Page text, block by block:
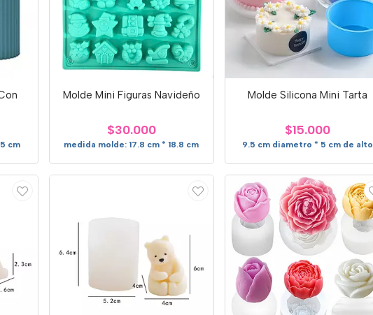
cm
Molde Mini Figuras Navideño
$30.000
medida molde: 17.8 cm * 18.8 cm
Molde Silicona Mini Tarta
$15.000
9.5 cm diametro * 5 cm de alto